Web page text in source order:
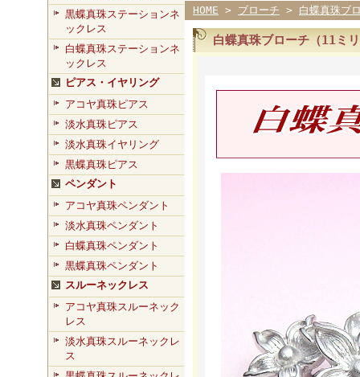
黒蝶真珠ステーションネ
ックレス
白蝶真珠ステーションネ
ックレス
ピアス・イヤリング
アコヤ真珠ピアス
淡水真珠ピアス
淡水真珠イヤリング
黒蝶真珠ピアス
ペンダント
アコヤ真珠ペンダント
淡水真珠ペンダント
白蝶真珠ペンダント
黒蝶真珠ペンダント
スルーネックレス
アコヤ真珠スルーネック
レス
淡水真珠スルーネックレ
ス
HOME > ブローチ > 白蝶真珠ブ
白蝶真珠ブローチ（11ミ